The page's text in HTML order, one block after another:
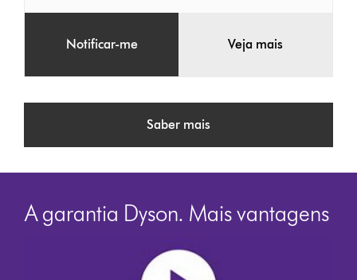
Notificar-me Veja mais
Saber mais
A garantia Dyson. Mais vantagens